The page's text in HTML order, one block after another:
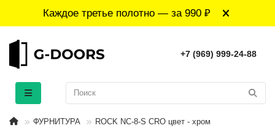
Каждое третье полотно — за 990 ₽
+7 (969) 999-24-88
ФУРНИТУРА ROCK NC-8-S CRO цвет - хром